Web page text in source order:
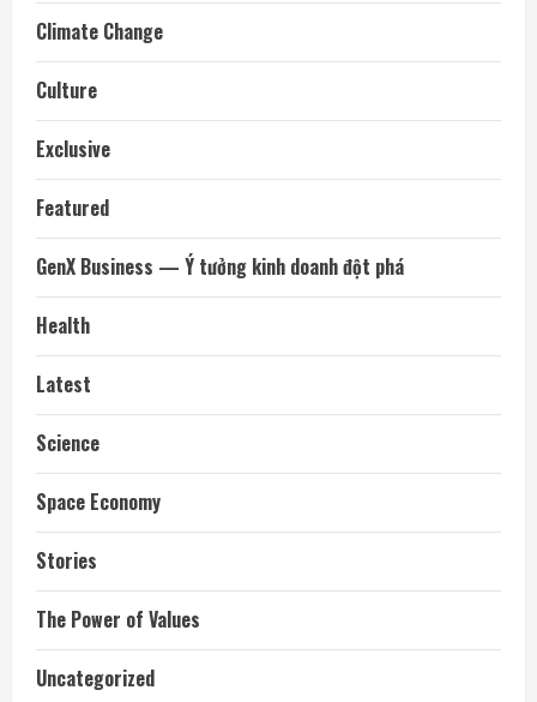
Climate Change
Culture
Exclusive
Featured
GenX Business — Ý tưởng kinh doanh đột phá
Health
Latest
Science
Space Economy
Stories
The Power of Values
Uncategorized